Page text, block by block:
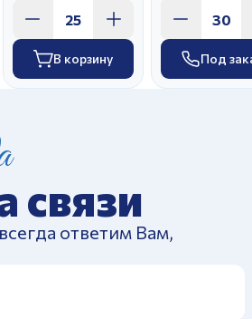
В корзину Под
связи
ответим Вам,